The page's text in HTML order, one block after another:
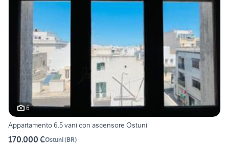
6
Appartamento 6.5 vani con ascensore Ostuni
170.000 €Ostuni(BR)